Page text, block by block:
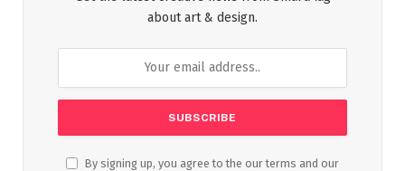
about art & design.
By signing up, you agree to the our terms and our